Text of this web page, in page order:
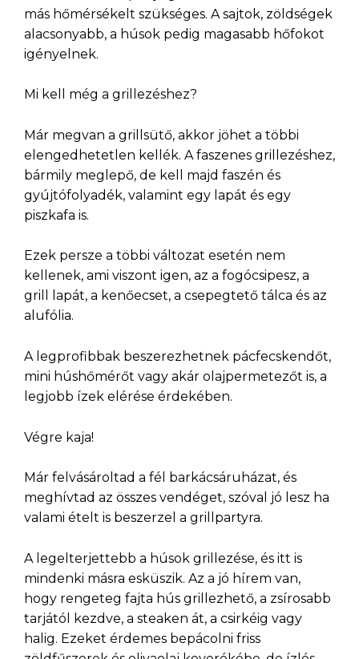
más hőmérsékelt szükséges. A sajtok, zöldségek
alacsonyabb, a húsok pedig magasabb hőfokot
igényelnek.
Mi kell még a grillezéshez?
Már megvan a grillsütő, akkor jöhet a többi
elengedhetetlen kellék. A faszenes grillezéshez,
bármily meglepő, de kell majd faszén és
gyújtófolyadék, valamint egy lapát és egy
piszkafa is.
Ezek persze a többi változat esetén nem
kellenek, ami viszont igen, az a fogócsipesz, a
grill lapát, a kenőecset, a csepegtető tálca és az
alufólia.
A legprofibbak beszerezhetnek pácfecskendőt,
mini húshőmérőt vagy akár olajpermetezőt is, a
legjobb ízek elérése érdekében.
Végre kaja!
Már felvásároltad a fél barkácsáruházat, és
meghívtad az összes vendéget, szóval jó lesz ha
valami ételt is beszerzel a grillpartyra.
A legelterjettebb a húsok grillezése, és itt is
mindenki másra esküszik. Az a jó hírem van,
hogy rengeteg fajta hús grillezhető, a zsírosabb
tarjától kezdve, a steaken át, a csirkéig vagy
halig. Ezeket érdemes bepácolni friss